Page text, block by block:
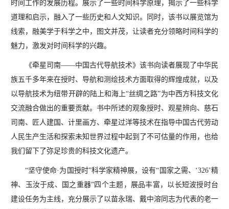
时间工作的发展历程。展示了一些时间科学原理，揭示了一些科学
道理和启示，融入了一些历史和人文知识。同时，该书以展览馆为
线索，融美学于科学之中，图文并茂，让读者充分领略时间科学的
魅力，激发对时间科学的兴趣。
《牵星司南——中国古代导航技术》该书向读者展现了中华民
族五千多年来在授时、导航和测绘技术方面取得的辉煌成就，以及
以导航技术为纽带开辟的陆上和海上“丝绸之路”为中西方科技文化
交流融合做出的重要贡献。书中所述的观象授时、观星辨向、慈石
司南、匠人建国、计里画方、牵星过洋等技术在指导中国古代劳动
人民生产生活和探索未知世界过程中起到了不可估量的作用，也给
我们留下了弥足珍贵的科技文化遗产。
“坚守使命·为国授时”科学家精神展，设有“国家之需、‘326’精
神、玉汝于成、国之重器”四个主题，展品丰富，以长短波授时台
建设任务为主线，充分展示了以苗永瑞、戴中溶同志为代表的老一